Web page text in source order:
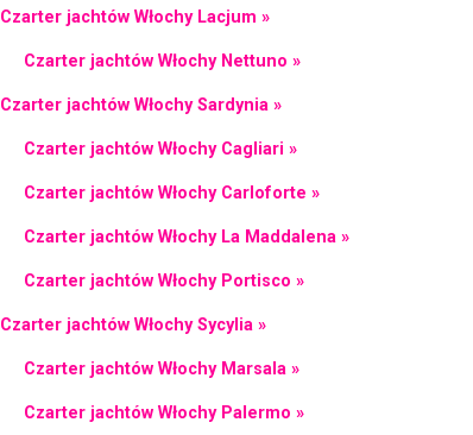
Czarter jachtów Włochy Lacjum »
Czarter jachtów Włochy Nettuno »
Czarter jachtów Włochy Sardynia »
Czarter jachtów Włochy Cagliari »
Czarter jachtów Włochy Carloforte »
Czarter jachtów Włochy La Maddalena »
Czarter jachtów Włochy Portisco »
Czarter jachtów Włochy Sycylia »
Czarter jachtów Włochy Marsala »
Czarter jachtów Włochy Palermo »